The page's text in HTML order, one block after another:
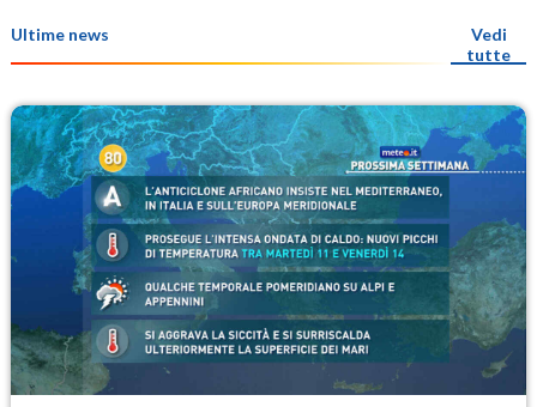
Ultime news
Vedi
tutte